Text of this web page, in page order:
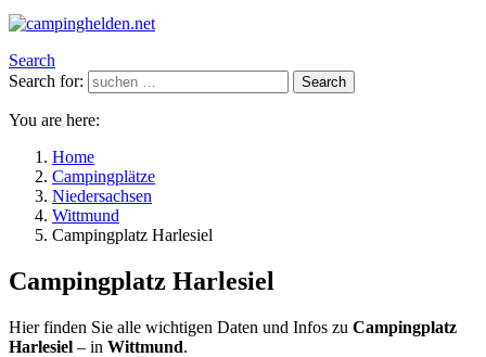
Search
Search for:
Search
You are here:
Home
Campingplätze
Niedersachsen
Wittmund
Campingplatz Harlesiel
Campingplatz Harlesiel
Hier finden Sie alle wichtigen Daten und Infos zu Campingplatz
Harlesiel – in Wittmund.